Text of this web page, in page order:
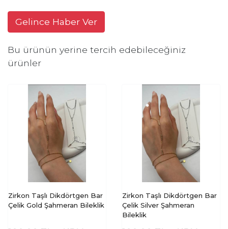
Gelince Haber Ver
Bu ürünün yerine tercih edebileceğiniz
ürünler
Zirkon Taşlı Dikdörtgen Bar
Çelik Gold Şahmeran Bileklik
Zirkon Taşlı Dikdörtgen Bar
Çelik Silver Şahmeran
Bileklik